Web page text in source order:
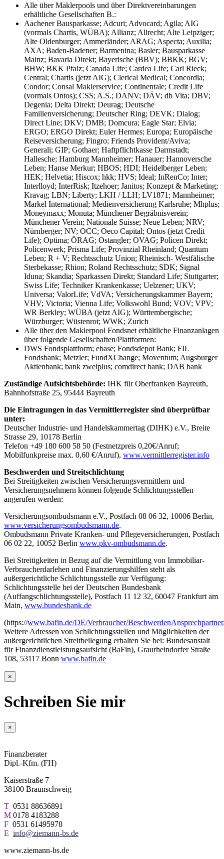
Alle über Maklerpools und über Direktvereinbarungen
erhältliche Gesellschaften B.:
Aachener Bausparkasse; Adcuri; Advocard; Agila; AIG
(vormals Chartis, WÜBA); Allianz; Allrecht; Alte Leipziger;
Alte Oldenburger; Ammerländer; ARAG; Aspecta; Auxilia;
AXA; Baden-Badener; Barmenina; Basler; Bausparkasse
Mainz; Bavaria Direkt; Bayerische (BBV); BBKK; BGV;
BHW; BKK Pfalz; Canada Life; Cardea Life; Carl Rieck;
Central; Chartis (jetzt AIG); Clerical Medical; Concordia;
Condor; Consal Maklerservice; Continentale; Credit Life
(vormals Ontos); CSS; A.S.; DANV; DÄV; db Vita; DBV;
Degenia; Delta Direkt; Deurag; Deutsche
Familienversicherung; Deutscher Ring; DEVK; Dialog;
Direct Line; DKV; DMB; Domcura; Eagle Star; Elvia;
ERGO; ERGO Direkt; Euler Hermes; Europa; Europäische
Reiseversicherung; Fingro; Friends Provident/Aviva;
Generali; GIP; Gothaer; Haftpflichtkasse Darmstadt;
Hallesche; Hamburg Mannheimer; Hanauer; Hannoversche
Leben; Hanse Merkur; HBOS; HDI; Heidelberger Leben;
HEK; Helvetia; Hiscox; hkk; HVS; Ideal; InRenCo; Inter;
Interlloyd; InterRisk; Itzehoer; Janitos; Konzept & Marketing;
Kravag; LBN; Liberty; LKH / LLH; LV1871; Mannheimer;
Markel International; Medienversicherung Karlsruhe; Mhplus;
Moneymaxx; Monuta; Münchener Begräbnisverein;
Münchener Verein; Nationale Suisse; Neue Leben; NRV;
Nürnberger; NV; OCC; Oeco Capital; Ontos (jetzt Credit
Life); Optima; ÖRAG; Ostangler; OVAG; Policen Direkt;
Policenwerk; Prisma Life; Provinzial Rheinland; Quantum
Leben; R + V; Rechtsschutz Union; Rheinisch- Westfälische
Sterbekasse; Rhion; Roland Rechtsschutz; SDK; Signal
Iduna; Skandia; Sparkassen Direkt; Standard Life; Stuttgarter;
Swiss Life; Techniker Krankenkasse; Uelzener; UKV;
Universa; ValorLife; VdVA; Versicherungskammer Bayern;
VHV; Victoria; Vienna Life; Volkswohl Bund; VOV; VPV;
WR Berkley; WÜBA (jetzt AIG); Württembergische;
Würzburger; Wüstenrot; WWK; Zurich
Alle über den Maklerpool Fondsnet erhältliche Finanzanlagen
über folgende Gesellschaften/Plattformen:
DWS Fondsplattform; ebase; Fondsdepot Bank; FIL
Fondsbank; Metzler; FundXChange; Moventum; Augsburger
Aktienbank; bank zweiplus; comdirect bank; DAB bank
Zuständige Aufsichtsbehörde: IHK für Oberfranken Bayreuth,
Bahnhofstraße 25, 95444 Bayreuth
Die Eintragungen in das Vermittlerregister sind überprüfbar
unter:
Deutscher Industrie- und Handelskammertag (DIHK) e.V., Breite
Strasse 29, 10178 Berlin
Telefon +49 180 600 58 50 (Festnetzpreis 0,20€/Anruf;
Mobilfunkpreise max. 0,60 €/Anruf), www.vermittlerregister.info
Beschwerden und Streitschlichtung
Bei Streitigkeiten zwischen Versicherungsvermittlern und
Versicherungsnehmern können folgende Schlichtungsstellen
angerufen werden:
Versicherungsombudsmann e.V., Postfach 08 06 32, 10006 Berlin,
www.versicherungsombudsmann.de.
Ombudsmann Private Kranken- und Pflegeversicherungen, Postfach
06 02 22, 10052 Berlin www.pkv-ombudsmann.de.
Bei Streitigkeiten in Bezug auf die Vermittlung von Immobiliar-
Verbraucherdarlehen und Finanzierungshilfen steht als
außergerichtliche Schlichtungsstelle zur Verfügung:
Schlichtungsstelle bei der Deutschen Bundesbank
(Auffangschlichtungsstelle), Postfach 11 12 32, 60047 Frankfurt am
Main, www.bundesbank.de
(https://www.bafin.de/DE/Verbraucher/
Weitere Adressen von Schlichtungsstellen und Möglichkeiten der
außergerichtlichen Streitbeilegung erhalten Sie bei: Bundesanstalt
für Finanzdienstleistungsaufsicht (BaFin), Graurheindorfer Straße
108, 53117 Bonn www.bafin.de
×
Schreiben Sie mir
×
Finanzberater
Dipl.-Kfm. (FH)
Kaiserstraße 7
38100 Braunschweig
T 0531 88636891
M 0178 4183288
F 0531 61495978
E info@ziemann-bs.de
www.ziemann-bs.de